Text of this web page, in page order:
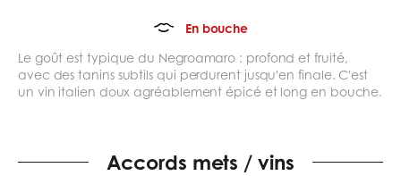
En bouche
Le goût est typique du Negroamaro : profond et fruité,
avec des tanins subtils qui perdurent jusqu'en finale. C'est
un vin italien doux agréablement épicé et long en bouche.
Accords mets / vins